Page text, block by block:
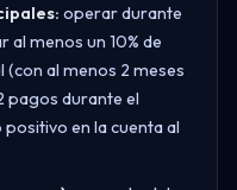
operar durante
al menos un 10% de
al menos 2 meses
pagos durante el
en la cuenta al